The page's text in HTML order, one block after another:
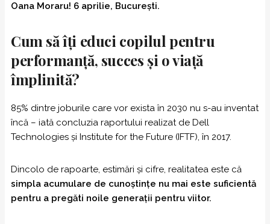
Oana Moraru! 6 aprilie, București.
Cum să îți educi copilul pentru
performanță, succes și o viață
împlinită?
85% dintre joburile care vor exista în 2030 nu s-au inventat
încă – iată concluzia raportului realizat de Dell
Technologies și Institute for the Future (IFTF), în 2017.
Dincolo de rapoarte, estimări și cifre, realitatea este că
simpla acumulare de cunoștințe nu mai este suficientă
pentru a pregăti noile generații pentru viitor.